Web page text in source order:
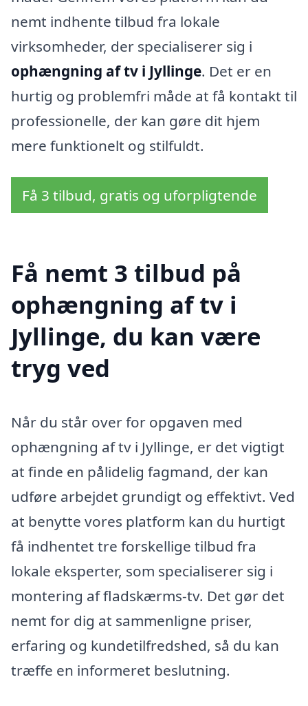
nemt indhente tilbud fra lokale
virksomheder, der specialiserer sig i
ophængning af tv i Jyllinge. Det er en
hurtig og problemfri måde at få kontakt til
professionelle, der kan gøre dit hjem
mere funktionelt og stilfuldt.
Få 3 tilbud, gratis og uforpligtende
Få nemt 3 tilbud på
ophængning af tv i
Jyllinge, du kan være
tryg ved
Når du står over for opgaven med
ophængning af tv i Jyllinge, er det vigtigt
at finde en pålidelig fagmand, der kan
udføre arbejdet grundigt og effektivt. Ved
at benytte vores platform kan du hurtigt
få indhentet tre forskellige tilbud fra
lokale eksperter, som specialiserer sig i
montering af fladskærms-tv. Det gør det
nemt for dig at sammenligne priser,
erfaring og kundetilfredshed, så du kan
træffe en informeret beslutning.